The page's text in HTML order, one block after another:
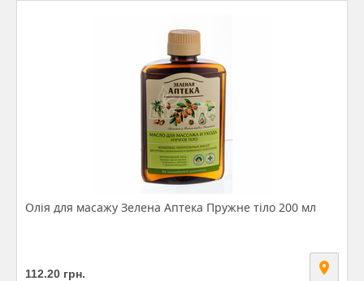
Олія для масажу Зелена Аптека Пружне тіло 200 мл
112.20 грн.